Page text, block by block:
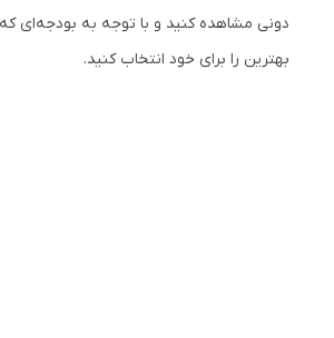
دونی مشاهده کنید و با توجه به بودجه‌ای که
بهترین را برای خود انتخاب کنید.